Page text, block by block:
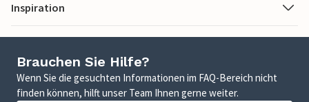
Inspiration
Brauchen Sie Hilfe?
Wenn Sie die gesuchten Informationen im FAQ-Bereich nicht
finden können, hilft unser Team Ihnen gerne weiter.